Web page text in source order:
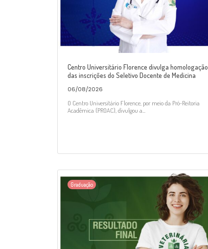
Centro Universitário Florence divulga homologação
das inscrições do Seletivo Docente de Medicina
06/08/2026
O Centro Universitário Florence, por meio da Pró-Reitoria
Acadêmica (PROAC), divulgou a...
Graduação